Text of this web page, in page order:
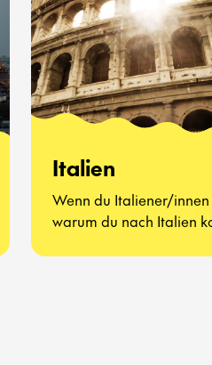
Italien
Wenn du Italiener/
warum du nach Italien